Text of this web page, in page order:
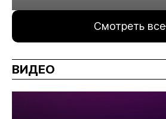
Смотреть все
ВИДЕО